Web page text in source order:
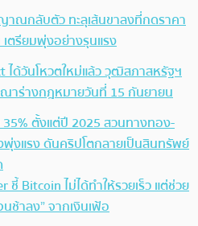
ณกลับตัว ทะลุเส้นขาลงที่กดราคา
ตรียมพุ่งอย่างรุนแรง
ได้วันโหวตใหม่แล้ว วุฒิสภาสหรัฐฯ
าร่างกฎหมายวันที่ 15 กันยายน
ตั้งแต่ปี 2025 สวนทางทอง-
พุ่งแรง ดันคริปโตกลายเป็นสินทรัพย์
ชี้ Bitcoin ไม่ได้ทำให้รวยเร็ว แต่ช่วย
ช้าลง” จากเงินเฟ้อ